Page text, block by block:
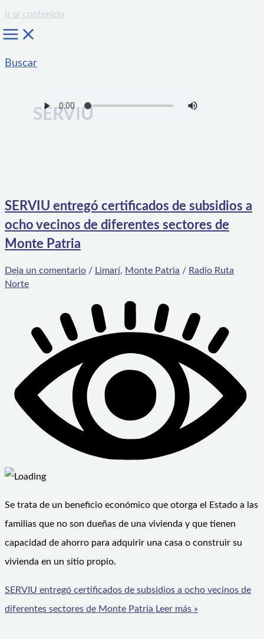
Ir al contenido
Buscar
SERVIU
SERVIU entregó certificados de subsidios a
ocho vecinos de diferentes sectores de
Monte Patria
Deja un comentario / Limarí, Monte Patria / Radio Ruta
Norte
Se trata de un beneficio económico que otorga el Estado a las
familias que no son dueñas de una vivienda y que tienen
capacidad de ahorro para adquirir una casa o construir su
vivienda en un sitio propio.
SERVIU entregó certificados de subsidios a ocho vecinos de
diferentes sectores de Monte Patria Leer más »